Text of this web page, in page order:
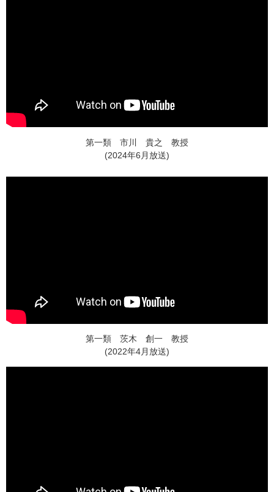
第一類 市川 貴之 教授
(2024年6月放送)
第一類 茨木 創一 教授
(2022年4月放送)